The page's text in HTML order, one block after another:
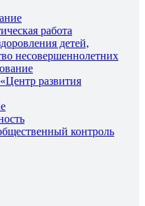
работа
детей,
несовершеннолетних
развития
контроль